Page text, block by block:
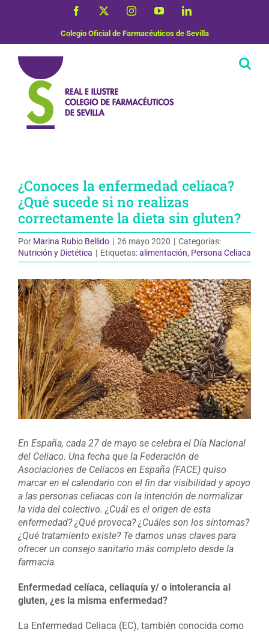
Facebook InstagramYouTubeLinkedIn
Colegio Oficial de Farmacéuticos de Sevilla
¿Conoces la enfermedad celíaca?
¿Qué sucede si no realizas
correctamente la dieta sin gluten?
Por Marina Rubio Bellido | 26 mayo 2020 | Categorías:
Nutrición y Dietética | Etiquetas:alimentación, Persona Celiaca
Ver
imagen
más
grande
En España, cada 27 de mayo se celebra el Día Nacional
del Celiaco. Una fecha que la Federación de
Asociaciones de Celíacos en España (FACE) quiso
marcar en el calendario con el fin dar visibilidad y apoyo
a las personas celiacas con la intención de normalizar
la vida del colectivo. ¿Cuál es el origen de esta
enfermedad? ¿Qué provoca? ¿Cuáles son los síntomas?
¿Qué tratamiento existe? Te damos unas claves para
ofrecer un consejo sanitario más completo desde la
farmacia.
Enfermedad celíaca, celiaquía y/ o intolerancia al
gluten, ¿es la misma enfermedad?
La Enfermedad Celiaca (EC), también conocida como